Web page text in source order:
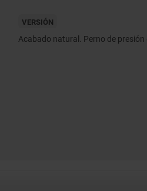
VERSIÓN
Acabado natural. Perno de presión